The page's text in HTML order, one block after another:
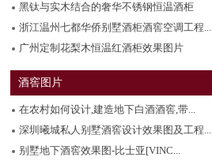
黑钛与实木结合的奢华不锈钢恒温酒柜
浙江温州七都华侨别墅酒柜酒窖空调工程...
广州定制花梨木恒温红酒柜效果图片
酒窖图片
在农村如何设计,建造地下白酒酒窖,带...
深圳曦城私人别墅酒窖设计效果图及工程...
别墅地下酒窖效果图-比士亚[VINC...